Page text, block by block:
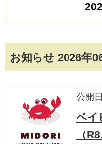
お知らせ 2026年
公開
ベイ
（